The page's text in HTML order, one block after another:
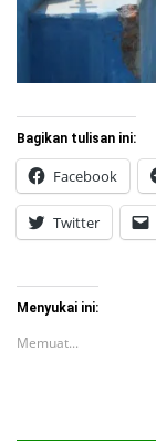
Bagikan tulisan ini:
Facebook
Twitter
Menyukai ini:
Memuat...